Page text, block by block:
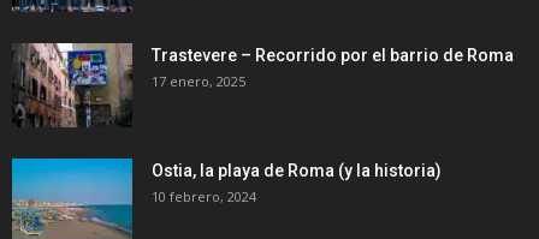
Trastevere – Recorrido por el barrio de Roma
17 enero, 2025
Ostia, la playa de Roma (y la historia)
10 febrero, 2024